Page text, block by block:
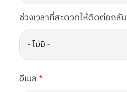
ช่วงเวลาที่สะดวกให้ติดต่อกลับ
อีเมล